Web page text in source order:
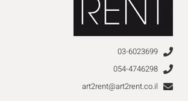
03-6023699
054-4746298
art2rent@art2rent.co.il